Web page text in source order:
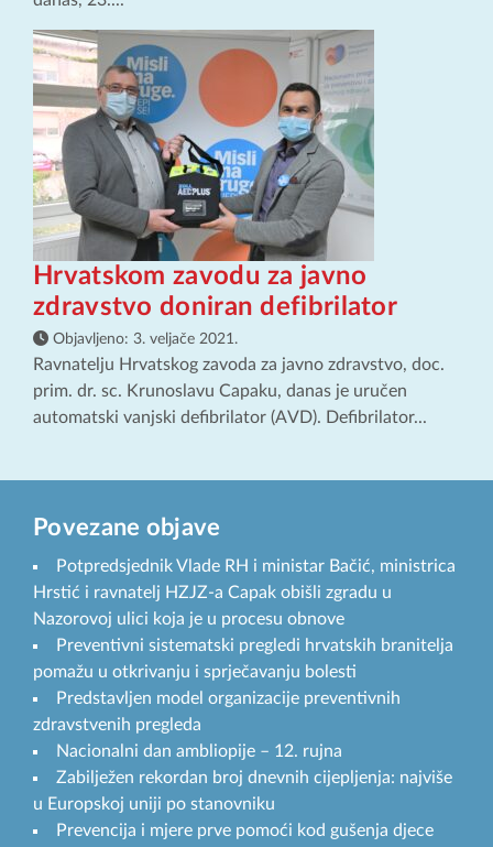
Hrvatskom zavodu za javno
zdravstvo doniran defibrilator
Objavljeno: 3. veljače 2021.
Ravnatelju Hrvatskog zavoda za javno zdravstvo, doc.
prim. dr. sc. Krunoslavu Capaku, danas je uručen
automatski vanjski defibrilator (AVD). Defibrilator...
Povezane objave
Potpredsjednik Vlade RH i ministar Bačić, ministrica
Hrstić i ravnatelj HZJZ-a Capak obišli zgradu u
Nazorovoj ulici koja je u procesu obnove
Preventivni sistematski pregledi hrvatskih branitelja
pomažu u otkrivanju i sprječavanju bolesti
Predstavljen model organizacije preventivnih
zdravstvenih pregleda
Nacionalni dan ambliopije – 12. rujna
Zabilježen rekordan broj dnevnih cijepljenja: najviše
u Europskoj uniji po stanovniku
Prevencija i mjere prve pomoći kod gušenja djece